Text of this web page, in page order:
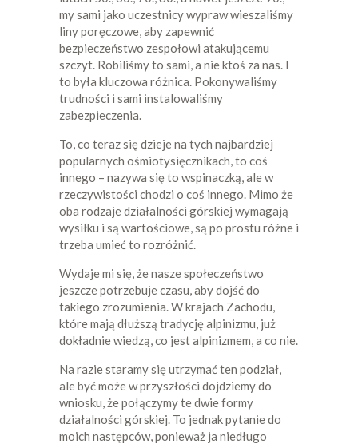
my sami jako uczestnicy wypraw wieszaliśmy
liny poręczowe, aby zapewnić
bezpieczeństwo zespołowi atakującemu
szczyt. Robiliśmy to sami, a nie ktoś za nas. I
to była kluczowa różnica. Pokonywaliśmy
trudności i sami instalowaliśmy
zabezpieczenia.
To, co teraz się dzieje na tych najbardziej
popularnych ośmiotysięcznikach, to coś
innego – nazywa się to wspinaczką, ale w
rzeczywistości chodzi o coś innego. Mimo że
oba rodzaje działalności górskiej wymagają
wysiłku i są wartościowe, są po prostu różne i
trzeba umieć to rozróżnić.
Wydaje mi się, że nasze społeczeństwo
jeszcze potrzebuje czasu, aby dojść do
takiego zrozumienia. W krajach Zachodu,
które mają dłuższą tradycję alpinizmu, już
dokładnie wiedzą, co jest alpinizmem, a co nie.
Na razie staramy się utrzymać ten podział,
ale być może w przyszłości dojdziemy do
wniosku, że połączymy te dwie formy
działalności górskiej. To jednak pytanie do
moich następców, ponieważ ja niedługo